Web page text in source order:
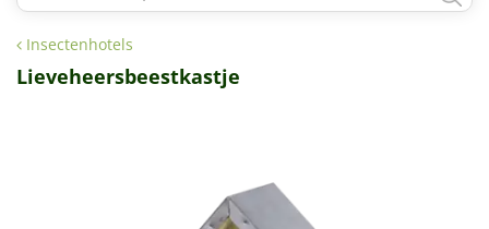
Insectenhotels
Lieveheersbeestkastje